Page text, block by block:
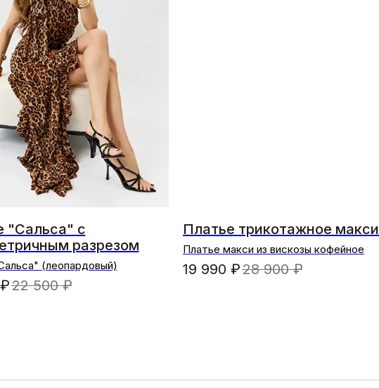
"Сальса" с
разрезом
(леопардовый)
₽22 500 ₽
Платье трикотажное макси
Платье макси из вискозы кофейное
19 990 ₽28 900 ₽